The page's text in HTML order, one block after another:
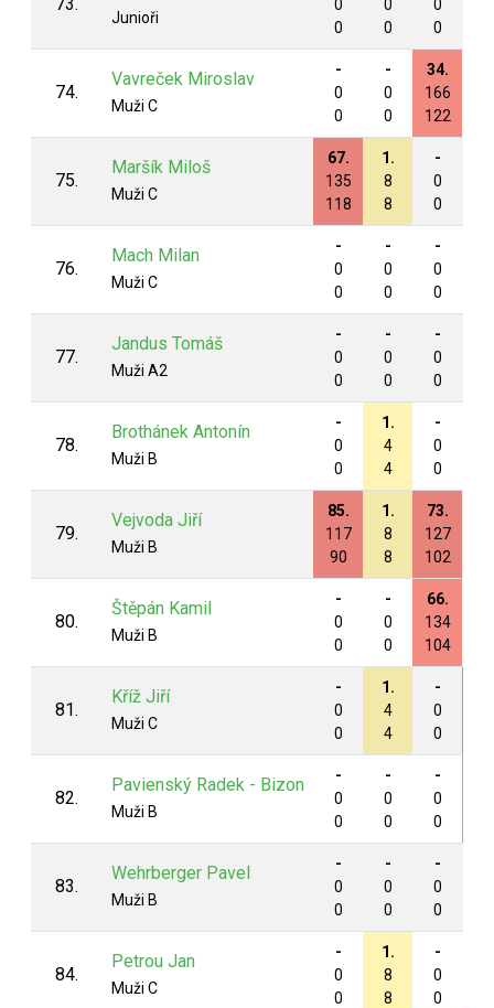
Junioři
0
0
0
0
0
0
74.
Vavreček Miroslav
Muži C
-
0
0
-
0
0
34.
166
122
75.
Maršík Miloš
Muži C
67.
135
118
1.
8
8
-
0
0
76.
Mach Milan
Muži C
-
0
0
-
0
0
-
0
0
77.
Jandus Tomáš
Muži A2
-
0
0
-
0
0
-
0
0
78.
Brothánek Antonín
Muži B
-
0
0
1.
4
4
-
0
0
79.
Vejvoda Jiří
Muži B
85.
117
90
1.
8
8
73.
127
102
80.
Štěpán Kamil
Muži B
-
0
0
-
0
0
66.
134
104
81.
Kříž Jiří
Muži C
-
0
0
1.
4
4
-
0
0
82.
Pavienský Radek - Bizon
Muži B
-
0
0
-
0
0
-
0
0
83.
Wehrberger Pavel
Muži B
-
0
0
-
0
0
-
0
0
84.
Petrou Jan
Muži C
-
0
0
1.
8
8
-
0
0